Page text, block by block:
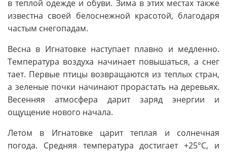
в теплой одежде и обуви. Зима в этих местах также
известна своей белоснежной красотой, благодаря
частым снегопадам.
Весна в Игнатовке наступает плавно и медленно.
Температура воздуха начинает повышаться, а снег
тает. Первые птицы возвращаются из теплых стран,
а зеленые почки начинают прорастать на деревьях.
Весенняя атмосфера дарит заряд энергии и
ощущение нового начала.
Летом в Игнатовке царит теплая и солнечная
погода. Средняя температура достигает +25°C, и